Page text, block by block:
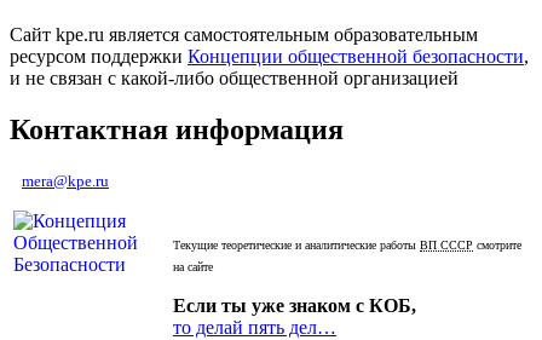
Сайт kpe.ru является самостоятельным образовательным
ресурсом поддержки Концепции общественной безопасности,
и не связан с какой-либо общественной организацией
Контактная информация
mera@kpe.ru
Текущие теоретические и аналитические работы ВП СССР смотрите
на сайте
Если ты уже знаком с КОБ,
то делай пять дел…